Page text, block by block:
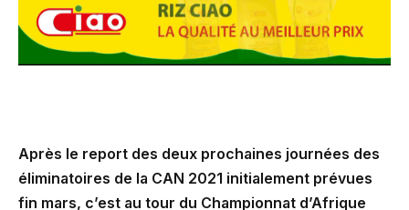
Après le report des deux prochaines journées des
éliminatoires de la CAN 2021 initialement prévues
fin mars, c’est au tour du Championnat d’Afrique